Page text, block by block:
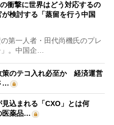
衝撃に世界はどう対応するの
検討する「蒸留を行う中国
第一人者・田代尚機氏のプレ
」。中国企…
策のテコ入れ必至か 経済運営
…
込まれる「CXO」とは何
医薬品…